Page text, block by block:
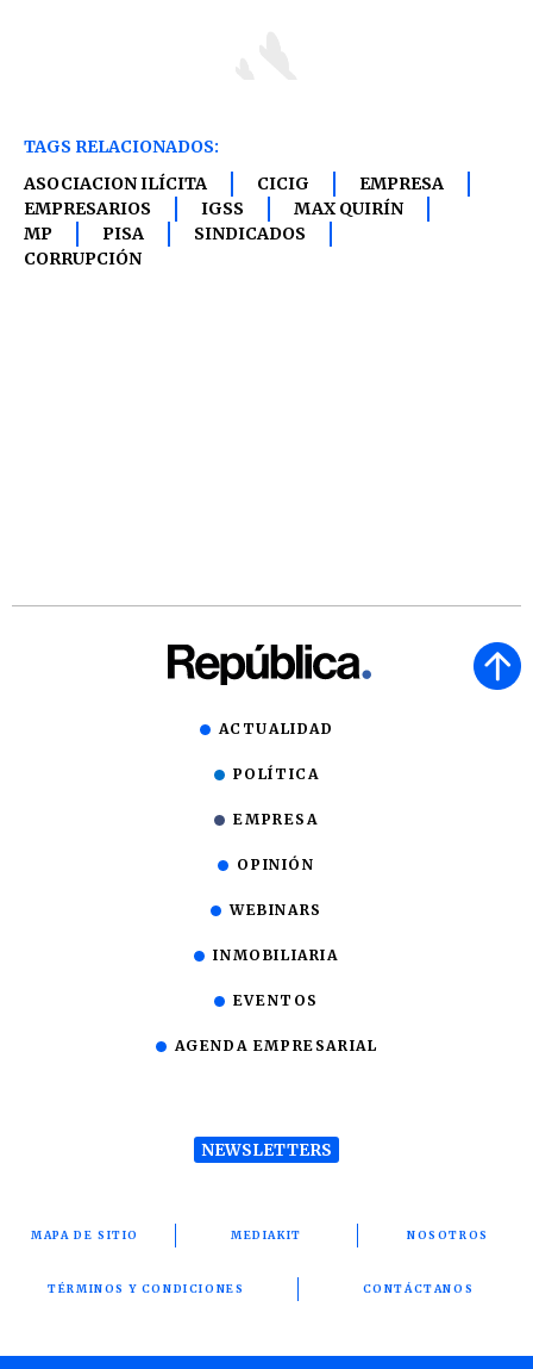
TAGS RELACIONADOS:
ASOCIACION ILÍCITA
CICIG
EMPRESA
EMPRESARIOS
IGSS
MAX QUIRÍN
MP
PISA
SINDICADOS
CORRUPCIÓN
ACTUALIDAD
POLÍTICA
EMPRESA
OPINIÓN
WEBINARS
INMOBILIARIA
EVENTOS
AGENDA EMPRESARIAL
NEWSLETTERS
MAPA DE SITIO MEDIAKIT NOSOTROS
TÉRMINOS Y CONDICIONES CONTÁCTANOS